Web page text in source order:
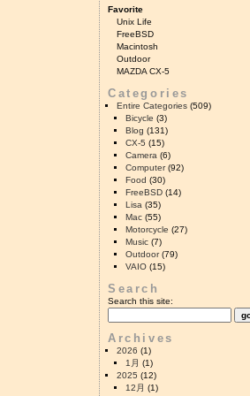
Favorite
Unix Life
FreeBSD
Macintosh
Outdoor
MAZDA CX-5
Categories
Entire Categories (509)
Bicycle (3)
Blog (131)
CX-5 (15)
Camera (6)
Computer(92)
Food (30)
FreeBSD (14)
Lisa (35)
Mac (55)
Motorcycle (27)
Music (7)
Outdoor(79)
VAIO (15)
Search
Search this site:
Archives
2026 (1)
1月 (1)
2025 (12)
12月 (1)